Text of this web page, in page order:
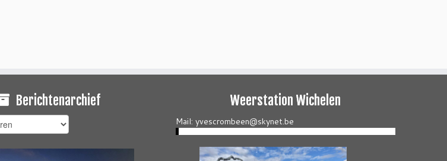
Berichtenarchief Weerstation Wichelen
Mail: yvescrombeen@skynet.be